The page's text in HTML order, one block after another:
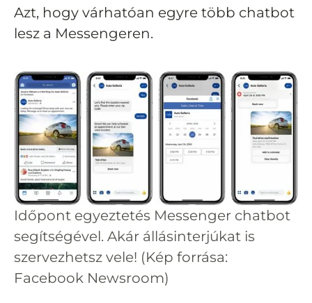
Azt, hogy várhatóan egyre több chatbot
lesz a Messengeren.
Időpont egyeztetés Messenger chatbot
segítségével. Akár állásinterjúkat is
szervezhetsz vele! (Kép forrása:
Facebook Newsroom)